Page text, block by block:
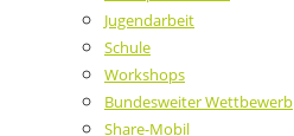
Jugendarbeit
Schule
Workshops
Bundesweiter Wettbewerb
Share-Mobil